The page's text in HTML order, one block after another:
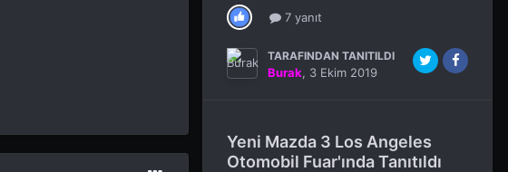
7 yanıt
TARAFINDAN TANITILDI
Burak, 3 Ekim 2019
Yeni Mazda 3 Los Angeles
Otomobil Fuar'ında Tanıtıldı